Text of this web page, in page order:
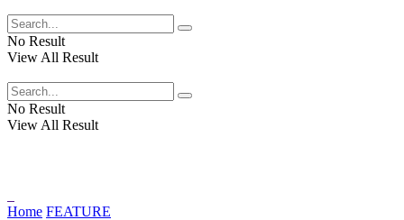
No Result
View All Result
No Result
View All Result
Home FEATURE